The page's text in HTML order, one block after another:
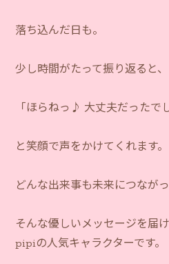
落ち込んだ日も。
少し時間がたって振り返ると、
「ほらねっ♪ 大丈夫だったで
と笑顔で声をかけてくれます。
どんな出来事も未来につながっ
そんな優しいメッセージを届け
pipiの人気キャラクターです。